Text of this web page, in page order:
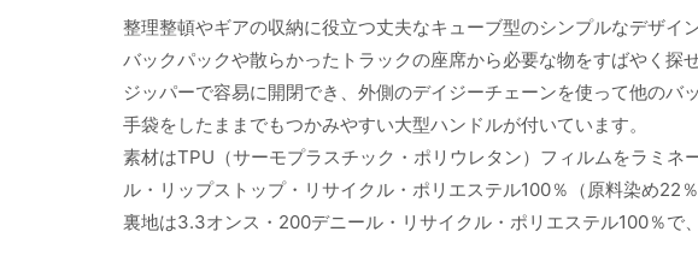
整理整頓やギアの収納に役立つ丈夫なキューブ型のシンプルなデザ
バックパックや散らかったトラックの座席から必要な物をすばやく探せ
ジッパーで容易に開閉でき、外側のデイジーチェーンを使って他のバ
手袋をしたままでもつかみやすい大型ハンドルが付いています。
素材はTPU（サーモプラスチック・ポリウレタン）フィルムをラミ
ル・リップストップ・リサイクル・ポリエステル100％（原料染め22
裏地は3.3オンス・200デニール・リサイクル・ポリエステル100％で